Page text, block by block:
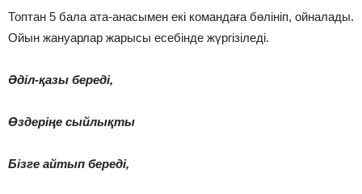
Топтан 5 бала ата-анасымен екі командаға бөлініп, ойналады.
Ойын жануарлар жарысы есебінде жүргізіледі.
Әділ-қазы береді,
Өздеріңе сыйлықты
Бізге айтып береді,